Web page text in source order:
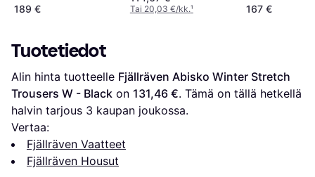
Dark Navy
189 € Tai 20,03 €/kk.¹ 167 €
Tuotetiedot
Alin hinta tuotteelle Fjällräven Abisko Winter Stretch
Trousers W - Black on 131,46 €. Tämä on tällä hetkellä
halvin tarjous 3 kaupan joukossa.
Vertaa:
Fjällräven Vaatteet
Fjällräven Housut